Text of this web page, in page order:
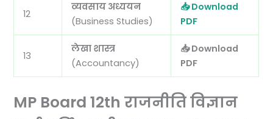
12
व्यवसाय अध्ययन
(Business Studies)
📥 Download
PDF
13
लेखा शास्त्र
(Accountancy)
📥 Download
PDF
MP Board 12th राजनीति विज्ञान